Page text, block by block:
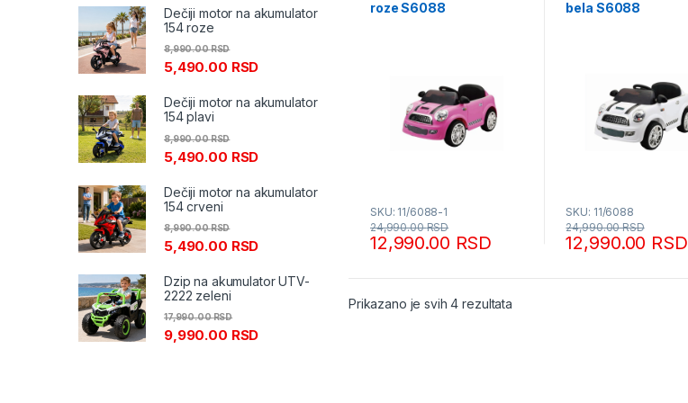
roze S6088
SKU: 11/6088-1
12,990.00 RSD
24,990.00RSD
bela S6088
SKU: 11/6088
12,990.00 RSD
24,990.00RSD
Prikazano je svih 4 rezultataSortirano po popularnosti
Dečiji motor na akumulator
154 roze
5,490.00 RSD
8,990.00RSD
Dečiji motor na akumulator
154 plavi
5,490.00 RSD
8,990.00RSD
Dečiji motor na akumulator
154 crveni
5,490.00 RSD
8,990.00RSD
Dzip na akumulator UTV-
2222 zeleni
9,990.00 RSD
17,990.00RSD